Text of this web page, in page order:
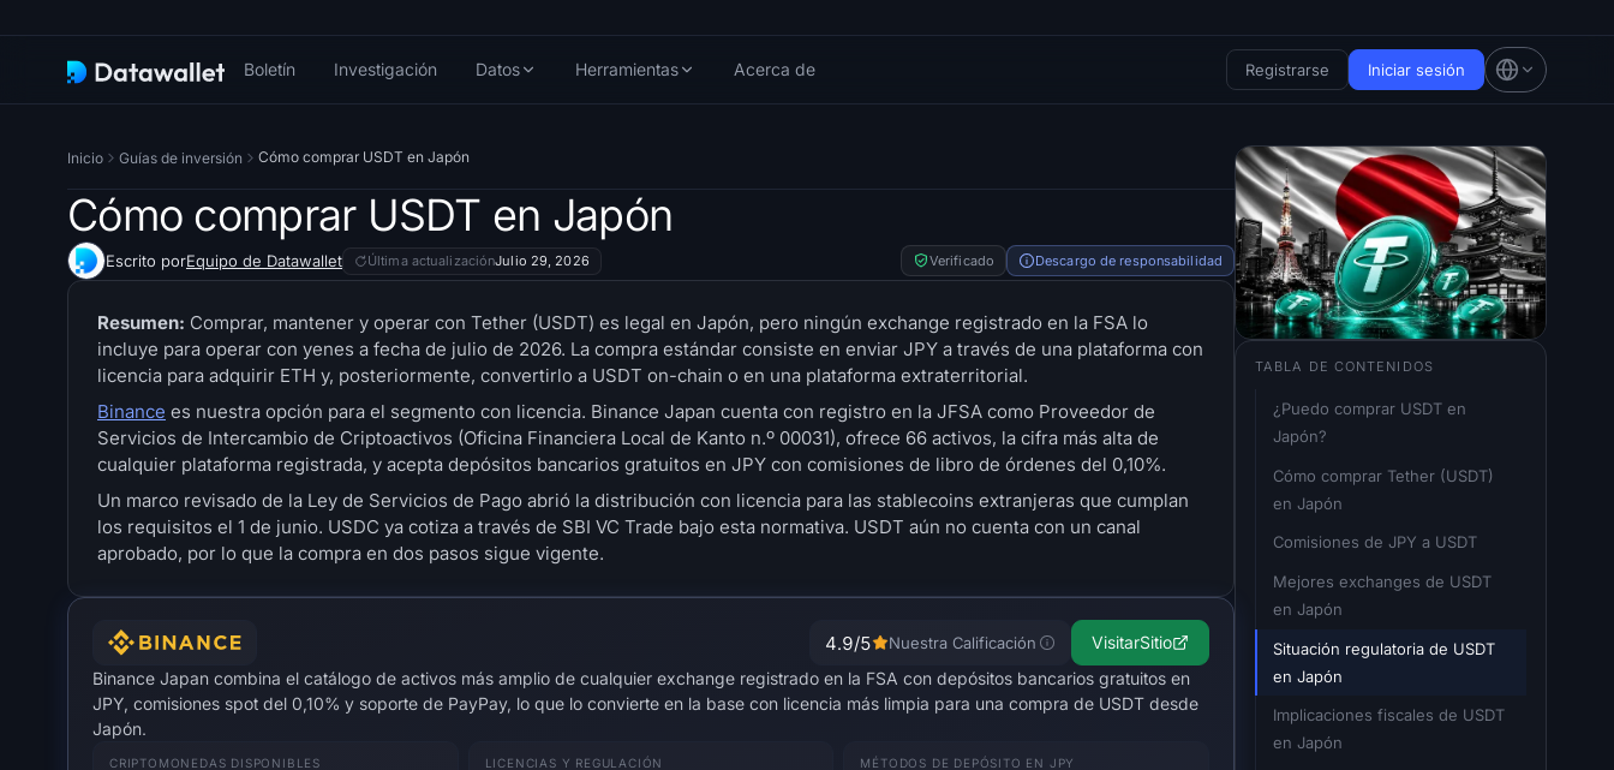
Boletín Investigación Datos Herramientas Acerca de Registrarse Iniciar sesión
Inicio Guías de inversión Cómo comprar USDT en Japón
Cómo comprar USDT en Japón
Escrito porEquipo de Datawallet Última actualizaciónJulio 29, 2026 Verificado Descargo de responsabilidad
Resumen: Comprar, mantener y operar con Tether (USDT) es legal en Japón, pero ningún exchange registrado en la FSA lo
incluye para operar con yenes a fecha de julio de 2026. La compra estándar consiste en enviar JPY a través de una plataforma con
licencia para adquirir ETH y, posteriormente, convertirlo a USDT on-chain o en una plataforma extraterritorial.
Binance es nuestra opción para el segmento con licencia. Binance Japan cuenta con registro en la JFSA como Proveedor de
Servicios de Intercambio de Criptoactivos (Oficina Financiera Local de Kanto n.º 00031), ofrece 66 activos, la cifra más alta de
cualquier plataforma registrada, y acepta depósitos bancarios gratuitos en JPY con comisiones de libro de órdenes del 0,10%.
Un marco revisado de la Ley de Servicios de Pago abrió la distribución con licencia para las stablecoins extranjeras que cumplan
los requisitos el 1 de junio. USDC ya cotiza a través de SBI VC Trade bajo esta normativa. USDT aún no cuenta con un canal
aprobado, por lo que la compra en dos pasos sigue vigente.
4.9/5 Nuestra Calificación VisitarSitio
Binance Japan combina el catálogo de activos más amplio de cualquier exchange registrado en la FSA con depósitos bancarios gratuitos en
JPY, comisiones spot del 0,10% y soporte de PayPay, lo que lo convierte en la base con licencia más limpia para una compra de USDT desde
Japón.
CRIPTOMONEDAS DISPONIBLES LICENCIAS Y REGULACIÓN MÉTODOS DE DEPÓSITO EN JPY
TABLA DE CONTENIDOS
¿Puedo comprar USDT en
Japón?
Cómo comprar Tether (USDT)
en Japón
Comisiones de JPY a USDT
Mejores exchanges de USDT
en Japón
Situación regulatoria de USDT
en Japón
Implicaciones fiscales de USDT
en Japón